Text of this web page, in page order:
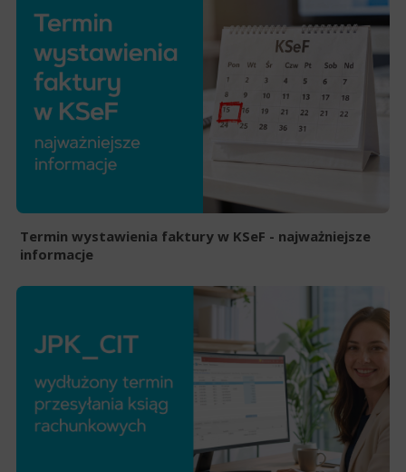
Termin wystawienia faktury w KSeF - najważniejsze
informacje